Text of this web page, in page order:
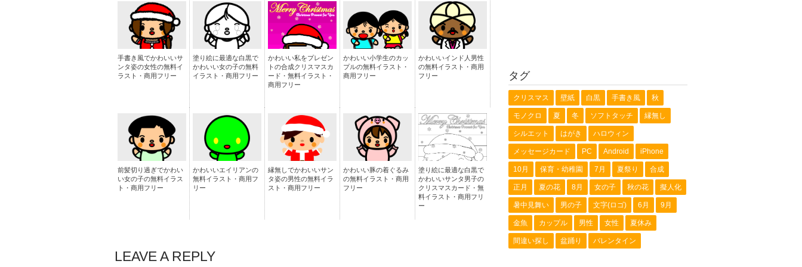
手書き風でかわいいサ
ンタ姿の女性の無料イ
ラスト・商用フリー
塗り絵に最適な白黒で
かわいい女の子の無料
イラスト・商用フリー
かわいい私をプレゼン
トの合成クリスマスカ
ード・無料イラスト・
商用フリー
かわいい小学生のカッ
プルの無料イラスト・
商用フリー
かわいいインド人男性
の無料イラスト・商用
フリー
前髪切り過ぎでかわい
い女の子の無料イラス
ト・商用フリー
かわいいエイリアンの
無料イラスト・商用フ
リー
縁無しでかわいいサン
タ姿の男性の無料イラ
スト・商用フリー
かわいい豚の着ぐるみ
の無料イラスト・商用
フリー
塗り絵に最適な白黒で
かわいいサンタ男子の
クリスマスカード・無
料イラスト・商用フリ
ー
LEAVE A REPLY
タグ
クリスマス 壁紙 白黒 手書き風 秋
モノクロ 夏 冬 ソフトタッチ 縁無し
シルエット はがき ハロウィン
メッセージカード PC Android iPhone
10月 保育・幼稚園 7月 夏祭り 合成
正月 夏の花 8月 女の子 秋の花 擬人化
暑中見舞い 男の子 文字(ロゴ) 6月 9月
金魚 カップル 男性 女性 夏休み
間違い探し 盆踊り バレンタイン